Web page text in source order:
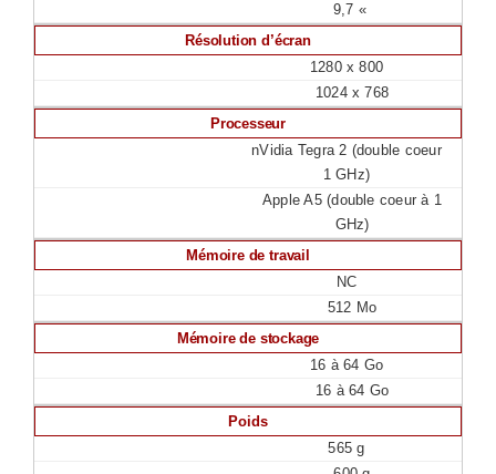
9,7 «
Résolution d’écran
1280 x 800
1024 x 768
Processeur
nVidia Tegra 2 (double coeur
1 GHz)
Apple A5 (double coeur à 1
GHz)
Mémoire de travail
NC
512 Mo
Mémoire de stockage
16 à 64 Go
16 à 64 Go
Poids
565 g